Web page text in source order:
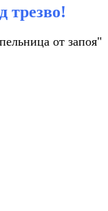
трезво!
от запоя"